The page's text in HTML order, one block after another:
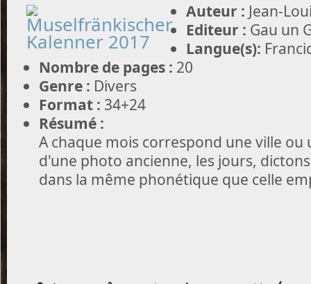
Auteur : Jean-
Editeur : Gau un
Langue(s):
Nombre de pages : 20
Genre : Divers
Format : 34+24
Résumé :
A chaque mois correspond une ville ou
d'une photo ancienne, les jours,
dans la même phonétique que celle